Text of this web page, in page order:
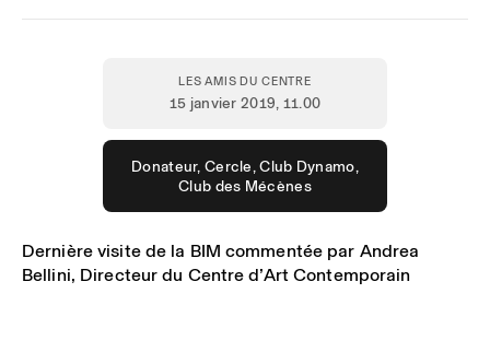
LES AMIS DU CENTRE
15 janvier 2019, 11.00
Donateur, Cercle, Club Dynamo,
Club des Mécènes
Dernière visite de la BIM commentée par Andrea
Bellini, Directeur du Centre d’Art Contemporain